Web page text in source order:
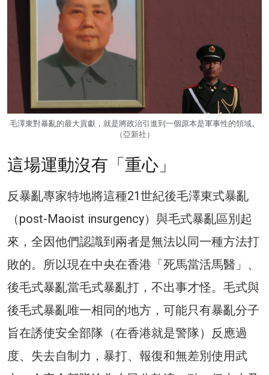
毛澤東對暴亂的最大貢獻，就是將政治引進到一個原本是軍事性的領域。
（亞新社）
這場運動沒有「重心」
反暴亂專家特地將這種21世紀後毛澤東式暴亂
（post-Maoist insurgency）與毛式暴亂區別起
來，全因他們認識到兩者是無法以同一種方法打
敗的。所以現在中央在香港「死馬當活馬醫」、
後毛式暴亂當毛式暴亂打，不出事才怪。毛式與
後毛式暴亂唯一相同的地方，可能只有暴亂分子
旨在誘使安全部隊（在香港就是警隊）反應過
度、失去自制力，暴打、報復和無差別使用武